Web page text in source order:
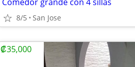
8/5 San Jose
₡35,000